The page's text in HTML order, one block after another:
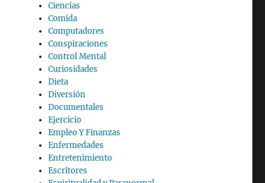
Ciencias
Comida
Computadores
Conspiraciones
Control Mental
Curiosidades
Dieta
Diversión
Documentales
Ejercicio
Empleo Y Finanzas
Enfermedades
Entretenimiento
Escritores